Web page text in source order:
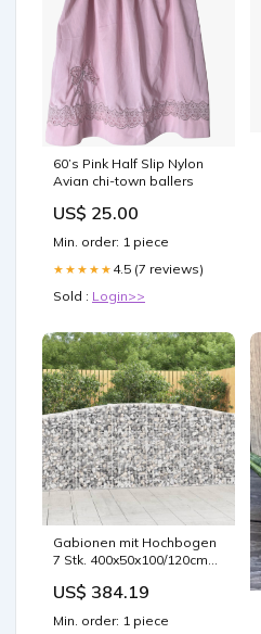
60’s Pink Half Slip Nylon
Avian chi-town ballers
US$ 25.00
Min. order: 1 piece
★★★★★ 4.5 (7 reviews)
Sold : Login>>
Gabionen mit Hochbogen
7 Stk. 400x50x100/120cm
US$ 384.19
Min. order: 1 piece